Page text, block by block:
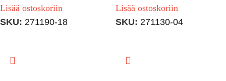
Lisää ostoskoriin
SKU: 271190-18
Lisää ostoskoriin
SKU: 271130-04